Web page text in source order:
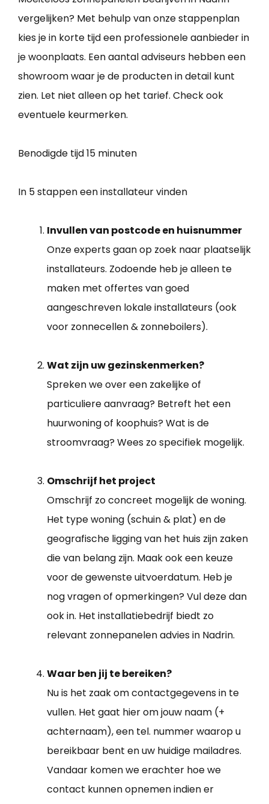
vergelijken? Met behulp van onze stappenplan
kies je in korte tijd een professionele aanbieder in
je woonplaats. Een aantal adviseurs hebben een
showroom waar je de producten in detail kunt
zien. Let niet alleen op het tarief. Check ook
eventuele keurmerken.
Benodigde tijd15 minuten
In 5 stappen een installateur vinden
Invullen van postcode en huisnummer
Onze experts gaan op zoek naar plaatselijk
installateurs. Zodoende heb je alleen te
maken met offertes van goed
aangeschreven lokale installateurs (ook
voor zonnecellen & zonneboilers).
Wat zijn uw gezinskenmerken?
Spreken we over een zakelijke of
particuliere aanvraag? Betreft het een
huurwoning of koophuis? Wat is de
stroomvraag? Wees zo specifiek mogelijk.
Omschrijf het project
Omschrijf zo concreet mogelijk de woning.
Het type woning (schuin & plat) en de
geografische ligging van het huis zijn zaken
die van belang zijn. Maak ook een keuze
voor de gewenste uitvoerdatum. Heb je
nog vragen of opmerkingen? Vul deze dan
ook in. Het installatiebedrijf biedt zo
relevant zonnepanelen advies in Nadrin.
Waar ben jij te bereiken?
Nu is het zaak om contactgegevens in te
vullen. Het gaat hier om jouw naam (+
achternaam), een tel. nummer waarop u
bereikbaar bent en uw huidige mailadres.
Vandaar komen we erachter hoe we
contact kunnen opnemen indien er